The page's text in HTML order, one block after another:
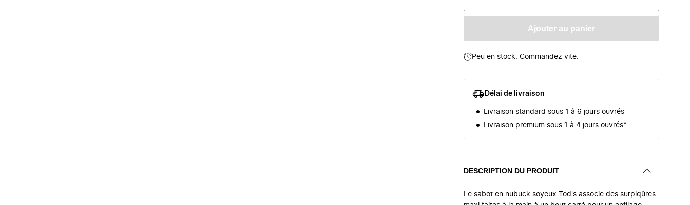
Ajouter au panier
Peu en stock. Commandez vite.
Délai de livraison
Livraison standard sous 1 à 6 jours ouvrés
Livraison premium sous 1 à 4 jours ouvrés*
DESCRIPTION DU PRODUIT
Le sabot en nubuck soyeux Tod's associe des surpiqûres